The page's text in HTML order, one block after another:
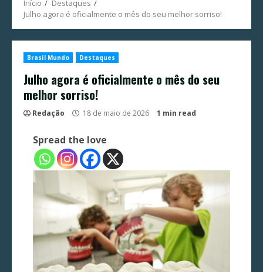
Início
Destaques
Julho agora é oficialmente o mês do seu melhor sorriso!
Brasil Mundo Destaques
Julho agora é oficialmente o mês do seu
melhor sorriso!
Redação 18 de maio de 2026 1 min read
Spread the love